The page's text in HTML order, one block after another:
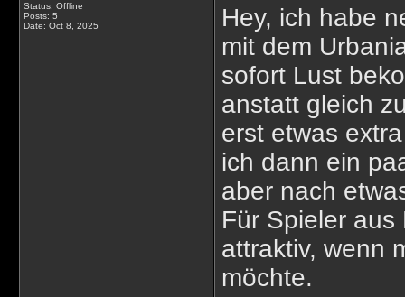
Status: Offline
Posts: 5
Date: Oct 8, 2025
Hey, ich habe
mit dem
sofort Lust
anstatt gleich
erst etwas
ich dann ein
aber nach
Für Spieler
attraktiv, wenn
möchte.